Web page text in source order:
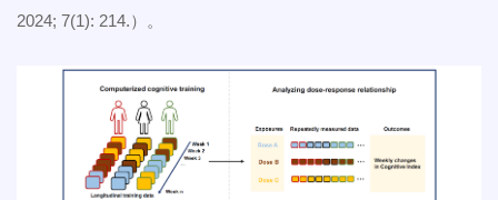
2024; 7(1): 214.）。